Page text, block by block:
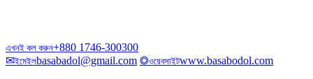
এখনই কল করুন+880 1746-300300
✉ইমেইলbasabadol@gmail.com ◎ওয়েবসাইটwww.basabodol.com